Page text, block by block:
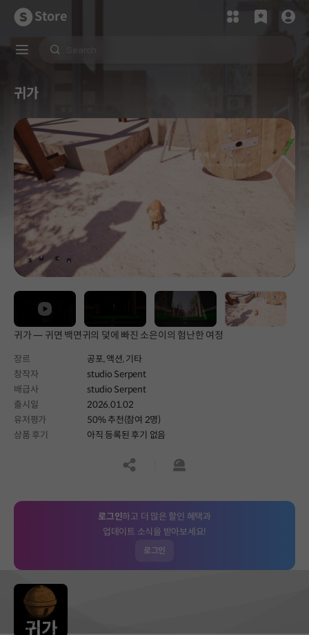
Store
귀가
귀가 — 귀면 백면귀의 덫에 빠진 소은이의 험난한 여정
장르 공포,액션,기타
창작자
studio Serpent
배급사
studio Serpent
출시일
2026.01.02
유저평가
50% 추천(참여 2명)
상품 후기
아직 등록된 후기 없음
공유하기신고하기
로그인하고 더 많은 할인 혜택과
업데이트 소식을 받아보세요!
로그인